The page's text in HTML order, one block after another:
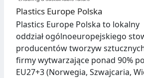
Plastics Europe Polska
Plastics Europe Polska to lokalny
oddział ogólnoeuropejskiego
producentów tworzyw
firmy wytwarzające ponad 90%
EU27+3 (Norwegia, Szwajcaria,